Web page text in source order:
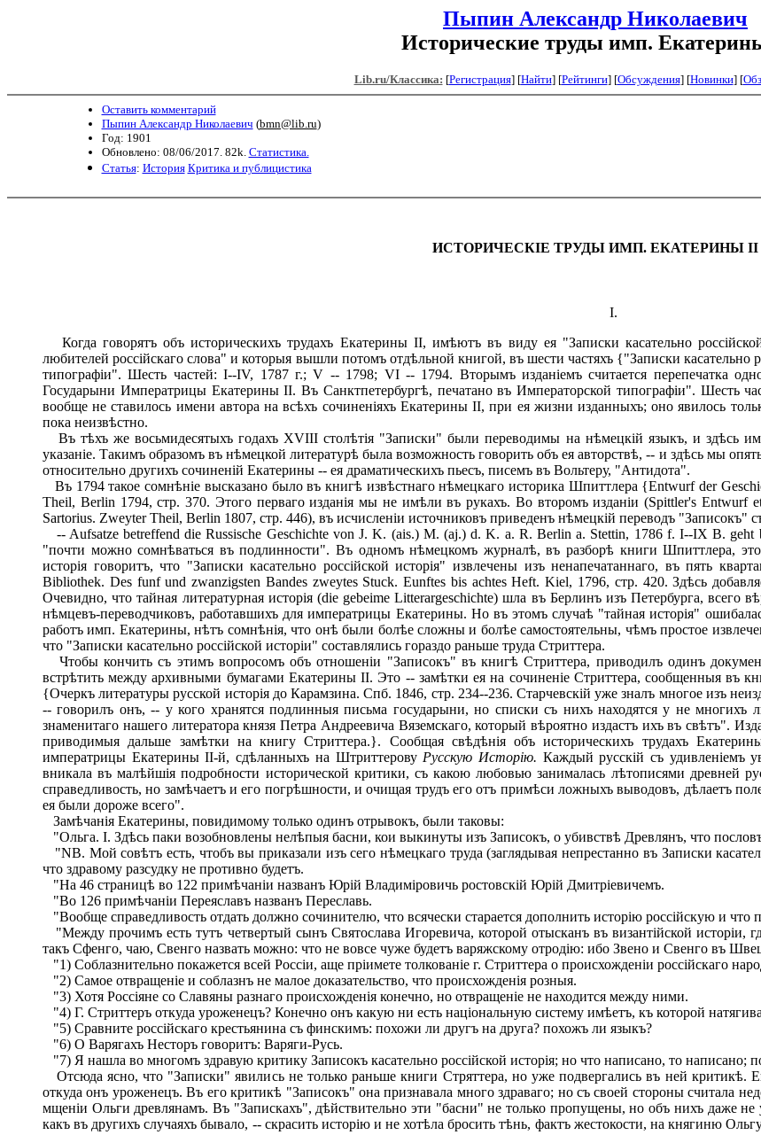
Пыпин Александр Николаевич
Исторические труды имп.
Lib.ru/Классика: [Регистрация] [Найти] [Рейтинги] [Обсуждения] [Новинки] [
Оставить комментарий
Пыпин Александр Николаевич (bmn@lib.ru)
Год: 1901
Обновлено: 08/06/2017. 82k. Статистика.
Статья: История Критика и публицистика
ИСТОРИЧЕСКІЕ ТРУДЫ ИМП. ЕКАТЕРИНЫ II
I.
Когда говорятъ объ историческихъ трудахъ Екатерины II, имѣютъ въ виду ея "Записки касательно
любителей россійскаго слова" и которыя вышли потомъ отдѣльной книгой, въ шести частяхъ {"Записки касательно
типографіи". Шесть частей: I--IV, 1787 г.; V -- 1798; VI -- 1794. Вторымъ изданіемъ считается перепечатка
Государыни Императрицы Екатерины II. Въ Санктпетербургѣ, печатано въ Императорской типографіи". Шесть
вообще не ставилось имени автора на всѣхъ сочиненіяхъ Екатерины II, при ея жизни изданныхъ; оно явилось
пока неизвѣстно.
Въ тѣхъ же восьмидесятыхъ годахъ XVIII столѣтія "Записки" были переводимы на нѣмецкій языкъ, и здѣсь
указаніе. Такимъ образомъ въ нѣмецкой литературѣ была возможность говорить объ ея авторствѣ, -- и здѣсь мы
относительно другихъ сочиненій Екатерины -- ея драматическихъ пьесъ, писемъ въ Вольтеру, "Антидота".
Въ 1794 такое сомнѣніе высказано было въ книгѣ извѣстнаго нѣмецкаго историка Шпиттлера {Entwurf der
Theil, Berlin 1794, стр. 370. Этого перваго изданія мы не имѣли въ рукахъ. Во второмъ изданіи (Spittler's Entwurf
Sartorius. Zweyter Theil, Berlin 1807, стр. 446), въ исчисленіи источниковъ приведенъ нѣмецкій переводъ "Записокъ"
-- Aufsatze betreffend die Russische Geschichte von J. K. (ais.) М. (aj.) d. K. а. R. Berlin а. Stettin, 1786 f. I--IX B. geht
"почти можно сомнѣваться въ подлинности". Въ одномъ нѣмецкомъ журналѣ, въ разборѣ книги Шпиттлера, это
исторія говоритъ, что "Записки касательно россійской исторія" извлечены изъ ненапечатаннаго, въ пять
Bibliothek. Des funf und zwanzigsten Bandes zweytes Stuck. Eunftes bis achtes Heft. Kiel, 1796, стр. 420. Здѣсь
Очевидно, что тайная литературная исторія (die gebeime Litterargeschichte) шла въ Берлинъ изъ Петербурга, всего
нѣмцевъ-переводчиковъ, работавшихъ для императрицы Екатерины. Но въ этомъ случаѣ "тайная исторія"
работъ имп. Екатерины, нѣтъ сомнѣнія, что онѣ были болѣе сложны и болѣе самостоятельны, чѣмъ простое
что "Записки касательно россійской исторіи" составлялись гораздо раньше труда Стриттера.
Чтобы кончить съ этимъ вопросомъ объ отношеніи "Записокъ" въ книгѣ Стриттера, приводилъ одинъ
встрѣтить между архивными бумагами Екатерины II. Это -- замѣтки ея на сочиненіе Стриттера, сообщенныя въ
{Очеркъ литературы русской исторія до Карамзина. Спб. 1846, стр. 234--236. Старчевскій уже зналъ многое изъ
-- говорилъ онъ, -- у кого хранятся подлинныя письма государыни, но списки съ нихъ находятся у не
знаменитаго нашего литератора князя Петра Андреевича Вяземскаго, который вѣроятно издастъ ихъ въ свѣтъ".
приводимыя дальше замѣтки на книгу Стриттера.}. Сообщая свѣдѣнія объ историческихъ трудахъ
императрицы Екатерины II-й, сдѣланныхъ на ШтриттеровуРусскую Исторію. Каждый русскій съ удивленіемъ
вникала въ малѣйшія подробности исторической критики, съ какою любовью занималась лѣтописями древней
справедливость, но замѣчаетъ и его погрѣшности, и очищая трудъ его отъ примѣси ложныхъ выводовъ, дѣлаетъ
ея были дороже всего".
Замѣчанія Екатерины, повидимому только одинъ отрывокъ, были таковы:
"Ольга. I. Здѣсь паки возобновлены нелѣпыя басни, кои выкинуты изъ Записокъ, о убивствѣ Древлянъ, что
"NB. Мой совѣтъ есть, чтобъ вы приказали изъ сего нѣмецкаго труда (заглядывая непрестанно въ Записки
что здравому разсудку не противно будетъ.
"На 46 страницѣ во 122 примѣчаніи названъ Юрій Владиміровичь ростовскій Юрій Дмитріевичемъ.
"Во 126 примѣчаніи Переяславъ названъ Переславь.
"Вообще справедливость отдать должно сочинителю, что всячески старается дополнить исторію россійскую и что
"Между прочимъ есть тутъ четвертый сынъ Святослава Игоревича, которой отысканъ въ византійской исторіи,
такъ Сфенго, чаю, Свенго назвать можно: что не вовсе чуже будетъ варяжскому отродію: ибо Звено и Свенго въ
"1) Соблазнительно покажется всей Россіи, аще пріимете толкованіе г. Стриттера о происхожденіи россійскаго
"2) Самое отвращеніе и соблазнъ не малое доказательство, что происхожденія розныя.
"3) Хотя Россіяне со Славяны разнаго происхожденія конечно, но отвращеніе не находится между ними.
"4) Г. Стриттеръ откуда уроженецъ? Конечно онъ какую ни есть національную систему имѣетъ, къ которой
"5) Сравните россійскаго крестьянина съ финскимъ: похожи ли другъ на друга? похожъ ли языкъ?
"6) О Варягахъ Несторъ говоритъ: Варяги-Русь.
"7) Я нашла во многомъ здравую критику Записокъ касательно россійской исторія; но что написано, то
Отсюда ясно, что "Записки" явились не только раньше книги Стряттера, но уже подвергались въ ней критикѣ.
откуда онъ уроженецъ. Въ его критикѣ "Записокъ" она признавала много здраваго; но съ своей стороны считала
мщеніи Ольги древлянамъ. Въ "Запискахъ", дѣйствительно эти "басни" не только пропущены, но объ нихъ даже
какъ въ другихъ случаяхъ бывало, -- скрасить исторію и не хотѣла бросить тѣнь, фактъ жестокости, на княгиню